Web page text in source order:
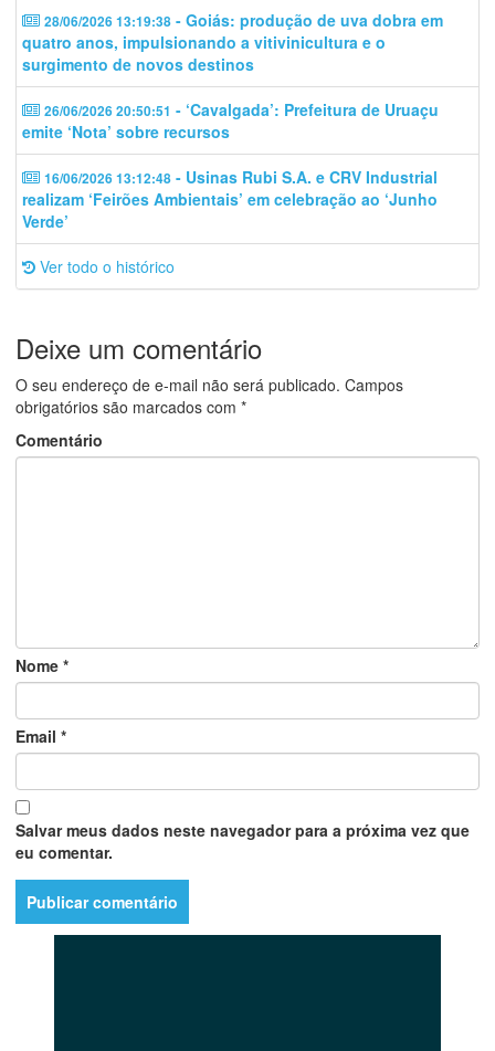
28/06/2026 13:19:38 - Goiás: produção de uva dobra em
quatro anos, impulsionando a vitivinicultura e o
surgimento de novos destinos
26/06/2026 20:50:51 - ‘Cavalgada’: Prefeitura de Uruaçu
emite ‘Nota’ sobre recursos
16/06/2026 13:12:48 - Usinas Rubi S.A. e CRV Industrial
realizam ‘Feirões Ambientais’ em celebração ao ‘Junho
Verde’
Ver todo o histórico
Deixe um comentário
O seu endereço de e-mail não será publicado. Campos
obrigatórios são marcados com *
Comentário
Nome *
Email *
Salvar meus dados neste navegador para a próxima vez que
eu comentar.